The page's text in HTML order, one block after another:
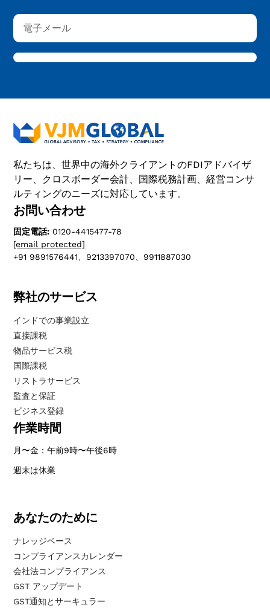
私たちは、世界中の海外クライアントのFDIアドバイザ
リー、クロスボーダー会計、国際税務計画、経営コンサ
ルティングのニーズに対応しています。
お問い合わせ
固定電話: 0120-4415477-78
[email protected]
+91 9891576441、9213397070、9911887030
弊社のサービス
インドでの事業設立
直接課税
物品サービス税
国際課税
リストラサービス
監査と保証
ビジネス登録
作業時間
月〜金：午前9時〜午後6時
週末は休業
あなたのために
ナレッジベース
コンプライアンスカレンダー
会社法コンプライアンス
GST アップデート
GST通知とサーキュラー